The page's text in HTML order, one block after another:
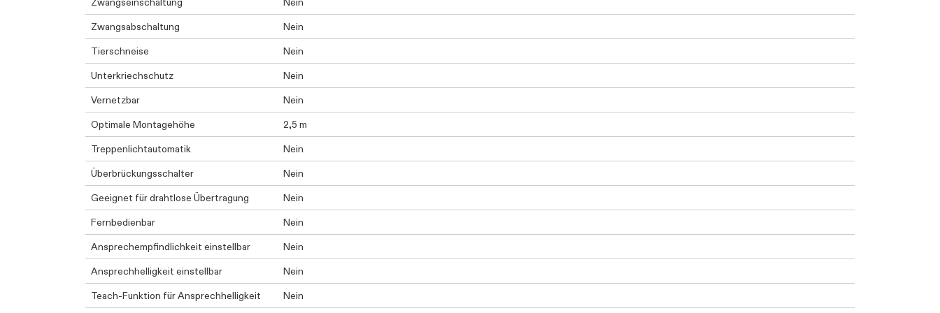
Zwangsabschaltung
Nein
Tierschneise
Nein
Unterkriechschutz
Nein
Vernetzbar
Nein
Optimale Montagehöhe
2,5 m
Treppenlichtautomatik
Nein
Überbrückungsschalter
Nein
Geeignet für drahtlose Übertragung
Nein
Fernbedienbar
Nein
Ansprechempfindlichkeit einstellbar
Nein
Ansprechhelligkeit einstellbar
Nein
Teach-Funktion für Ansprechhelligkeit
Nein